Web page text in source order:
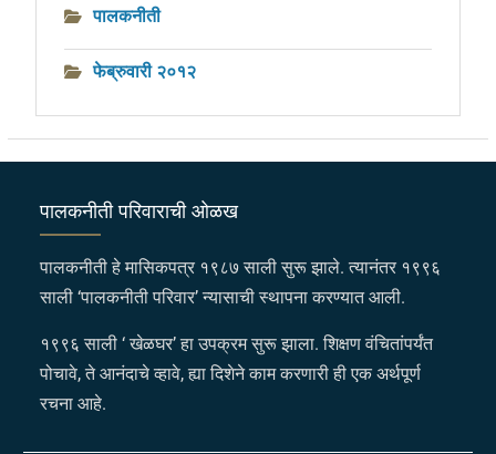
पालकनीती
फेब्रुवारी २०१२
पालकनीती परिवाराची ओळख
पालकनीती हे मासिकपत्र १९८७ साली सुरू झाले. त्यानंतर १९९६
साली ‘पालकनीती परिवार’ न्यासाची स्थापना करण्यात आली.
१९९६ साली ‘ खेळघर’ हा उपक्रम सुरू झाला. शिक्षण वंचितांपर्यंत
पोचावे, ते आनंदाचे व्हावे, ह्या दिशेने काम करणारी ही एक अर्थपूर्ण
रचना आहे.